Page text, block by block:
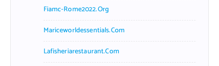
Fiamc-Rome2022.org
Mariceworldessentials.com
Lafisheriarestaurant.com